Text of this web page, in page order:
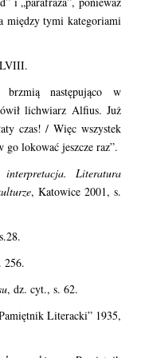
między tymi kategoriami
następująco w
lichwiarz Alfius. Już
czas! / Więc wszystek
go lokować jeszcze raz”.
Literatura
, Katowice 2001, s.
256.
, dz. cyt., s. 62.
Literacki” 1935,